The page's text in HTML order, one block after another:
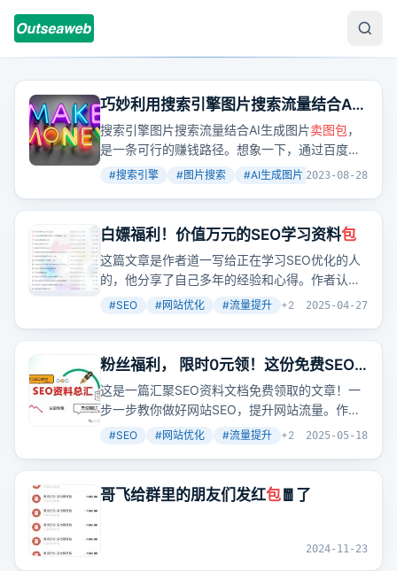
巧妙利用搜索引擎图片搜索流量结合AI
生成图片卖图包赚钱
搜索引擎图片搜索流量结合AI生成图片卖图包，
是一条可行的赚钱路径。想象一下，通过百度图
片搜索找到图片，然后通过众图网等平台售卖，
#搜索引擎 #图片搜索 #AI生成图片 +2
2023-08-28
白嫖福利！价值万元的SEO学习资料包
这篇文章是作者道一写给正在学习SEO优化的人
的，他分享了自己多年的经验和心得。作者认
为，SEO是一个非常有魅力的领域，需要掌握很
析、网站搭建、内容制作、内链优化、外链发
布、网站运营、网站营销推广、产品成交率提
升、数据分析、体验度提升要点、SEO团队管理
运营等。作者还提供了一些免费的SEO学习资
料，包括视频教程、文档、交流群等，希望能够
帮助读者更好地学习和掌握SEO技术。
#SEO #网站优化 #流量提升 +2 2025-04-27
粉丝福利， 限时0元领！这份免费SEO
资料包比99%的网上资料有用
这是一篇汇聚SEO资料文档免费领取的文章！一
步一步教你做好网站SEO，提升网站流量。作者
做seo十几年了，发现SEO其实很有魅力。一个
站（产品）定位、网站搭建、原创伪原创内容制
作技巧、內链系统优化建立、外链资源累计以及
操作发布技巧、网站运营、网站建设、网站营销
验度提升要点、SEO团队管理运营等。作者还提
#SEO #网站优化 #流量提升 +2 2025-05-18
哥飞给群里的朋友们发红包 🧧了
2024-11-23